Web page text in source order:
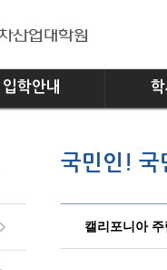
입학안내
교과과정
국민인! 국
캘리포니아